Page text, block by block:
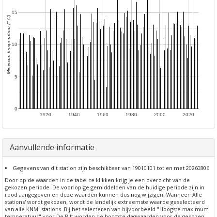
1920 1940 1960 1980 2000 2020
0
5
10
15
Minimum temperatuur (° C)
Aanvullende informatie
Gegevens van dit station zijn beschikbaar van 19010101 tot en met 20260806
Door op de waarden in de tabel te klikken krijg je een overzicht van de
gekozen periode. De voorlopige gemiddelden van de huidige periode zijn in
rood aangegeven en deze waarden kunnen dus nog wijzigen. Wanneer 'Alle
stations' wordt gekozen, wordt de landelijk extreemste waarde geselecteerd
van alle KNMI stations. Bij het selecteren van bijvoorbeeld "Hoogste maximum